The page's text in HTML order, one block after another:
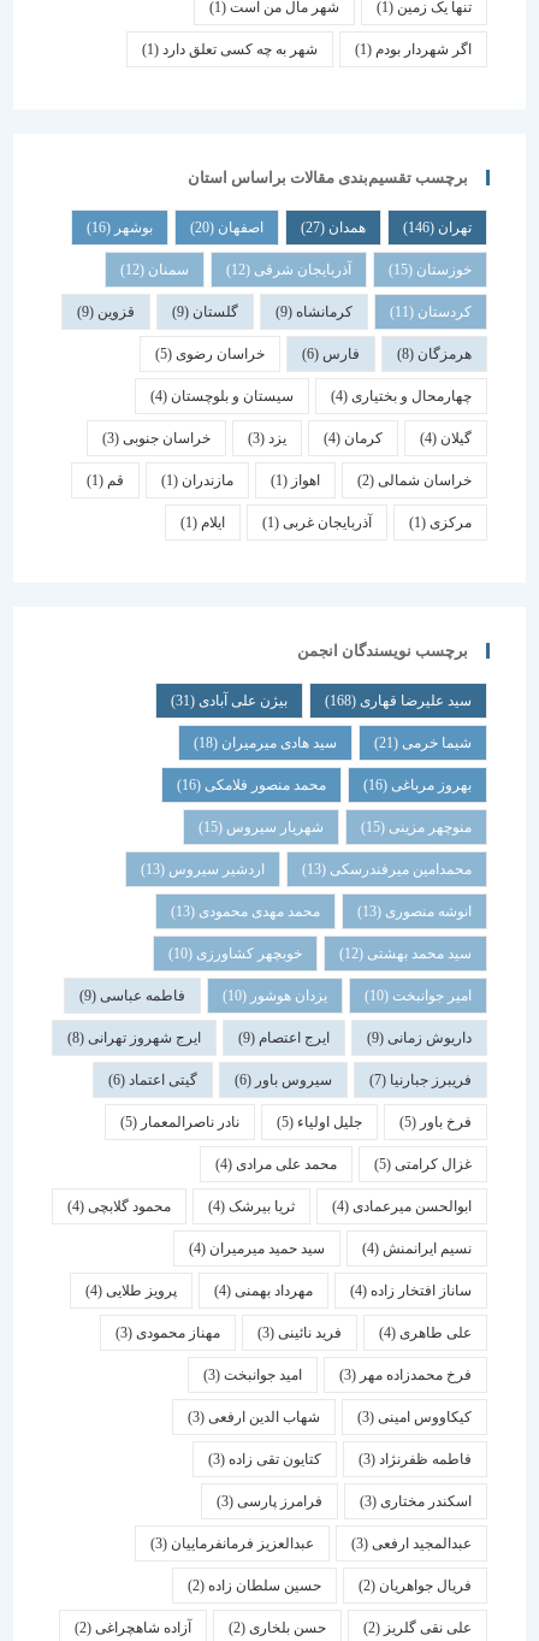
تنها یک زمین(1) شهر مال من است(1)
اگر شهردار بودم (1) شهر به چه کسی تعلق دارد(1)
برچسب تقسیم‌بندی مقالات براساس استان
همدان اصفهان (20) بوشهر
خوزستان(15) آذربایجان شرقی(12) سمنان (12)
کردستان(11) کرمانشاه(9) گلستان (9) قزوین
هرمزگان(8) فارس خراسان رضوی(5)
چهارمحال و بختیاری (4) سیستان و بلوچستان(4)
کرمان یزد خراسان جنوبی(3)
خراسان شمالی(2) اهواز مازندران(1) قم
(1) آذربایجان غربی(1) ایلام
برچسب نویسندگان انجمن
سید علیرضا قهاری(168) بیژن علی آبادی(31)
شیما خرمی(21) سید هادی میرمیران(18)
بهروز مرباغی (16) محمد منصور فلامکی (16)
منوچهر مزینی(15) شهریار سیروس(15)
محمدامین میرفندرسکی(13) اردشیر سیروس(13)
انوشه منصوری(13) محمد مهدی محمودی(13)
سید محمد بهشتی(12) خوبچهر کشاورزی(10)
امیر جوانبخت(10) یزدان هوشور(10) فاطمه عباسی(9)
داریوش زمانی(9) ایرج اعتصام(9) ایرج شهروز تهرانی(8)
فریبرز جبارنیا(7) سیروس باور(6) گیتی اعتماد(6)
فرخ باور(5) جلیل اولیاء(5) نادر ناصرالمعمار (5)
غزال کرامتی(5) محمد علی مرادی(4)
ابوالحسن میرعمادی(4) ثریا بیرشک(4) محمود گلابچی(4)
نسیم ایرانمنش(4) سید حمید میرمیران(4)
ساناز افتخار زاده(4) مهرداد بهمنی (4) پرویز طلایی(4)
علی طاهری(4) فرید نائینی(3) مهناز محمودی(3)
فرخ محمدزاده مهر(3) امید جوانبخت(3)
کیکاووس امینی(3) شهاب الدین ارفعی(3)
فاطمه ظفرنژاد(3) کتایون تقی زاده(3)
اسكندر مختاری (3) فرامرز پارسی(3)
عبدالمجید ارفعی(3) عبدالعزیز فرمانفرماییان(3)
فریال جواهریان(2) حسین سلطان زاده(2)
علی نقی گلریز(2) حسن بلخاری(2) آزاده شاهچراغی(2)